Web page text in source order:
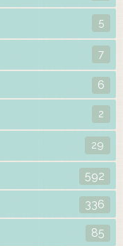
5
7
6
2
29
592
336
85